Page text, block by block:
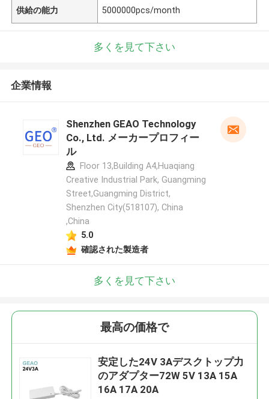
供給の能力 5000000pcs/month
多くを見て下さい
企業情報
Shenzhen GEAO Technology
Co., Ltd. メーカープロフィー
ル
Floor 13,Building A4,Huaqiang
Creative Industrial Park, Guangming
Street,Guangming District,
Shenzhen City(518107), China
,China
5.0
確認された製造者
多くを見て下さい
最高の価格で
安定した24V 3Aデスクトップ力
のアダプター72W 5V 13A 15A
16A 17A 20A